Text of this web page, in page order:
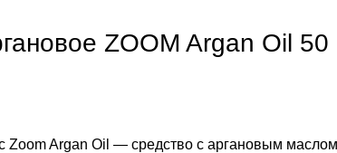
ZOOM Argan Oil 50
Zoom Argan Oil — средство с аргановым